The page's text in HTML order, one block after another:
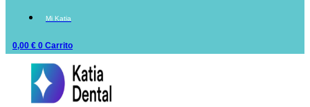
Mi Katia
0,00 € 0 Carrito